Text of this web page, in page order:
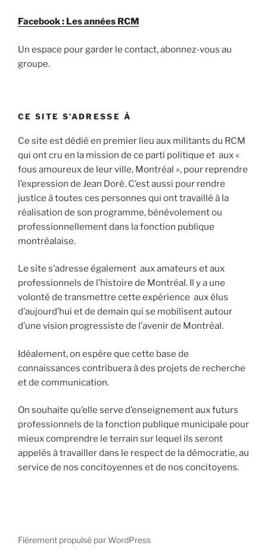
Facebook : Les années RCM
Un espace pour garder le contact, abonnez-vous au
groupe.
CE SITE S’ADRESSE À
Ce site est dédié en premier lieu aux militants du RCM
qui ont cru en la mission de ce parti politique et aux «
fous amoureux de leur ville, Montréal », pour reprendre
l’expression de Jean Doré. C’est aussi pour rendre
justice à toutes ces personnes qui ont travaillé à la
réalisation de son programme, bénévolement ou
professionnellement dans la fonction publique
montréalaise.
Le site s’adresse également aux amateurs et aux
professionnels de l’histoire de Montréal. Il y a une
volonté de transmettre cette expérience aux élus
d’aujourd’hui et de demain qui se mobilisent autour
d’une vision progressiste de l’avenir de Montréal.
Idéalement, on espère que cette base de
connaissances contribuera à des projets de recherche
et de communication.
On souhaite qu’elle serve d’enseignement aux futurs
professionnels de la fonction publique municipale pour
mieux comprendre le terrain sur lequel ils seront
appelés à travailler dans le respect de la démocratie, au
service de nos concitoyennes et de nos concitoyens.
Fièrement propulsé par WordPress